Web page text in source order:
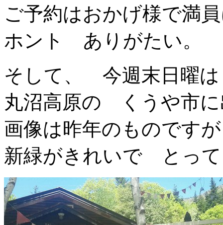
ご予約はおかげ様で満
ホント ありがたい。
そして、 今週末日曜は
丸沼高原の くうや市に
画像は昨年のものですが
新緑がきれいで とっ